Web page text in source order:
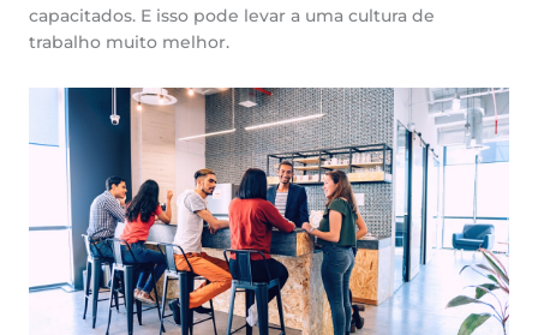
capacitados. E isso pode levar a uma cultura de
trabalho muito melhor.